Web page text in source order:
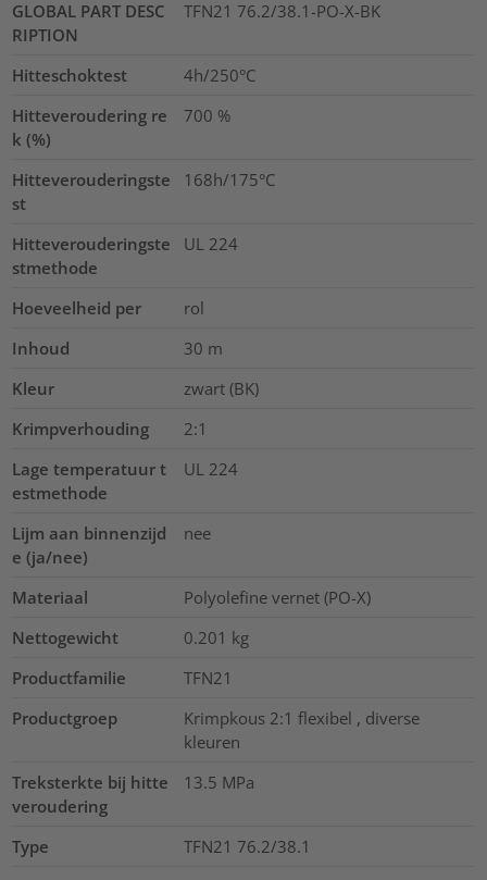
GLOBAL PART DESC
RIPTION
TFN21 76.2/38.1-PO-X-BK
Hitteschoktest
4h/250°C
Hitteveroudering re
k (%)
700 %
Hitteverouderingste
st
168h/175°C
Hitteverouderingste
stmethode
UL 224
Hoeveelheid per
rol
Inhoud
30 m
Kleur
zwart (BK)
Krimpverhouding
2:1
Lage temperatuur t
estmethode
UL 224
Lijm aan binnenzijd
e (ja/nee)
nee
Materiaal
Polyolefine vernet (PO-X)
Nettogewicht
0.201 kg
Productfamilie
TFN21
Productgroep
Krimpkous 2:1 flexibel , diverse
kleuren
Treksterkte bij hitte
veroudering
13.5 MPa
Type
TFN21 76.2/38.1